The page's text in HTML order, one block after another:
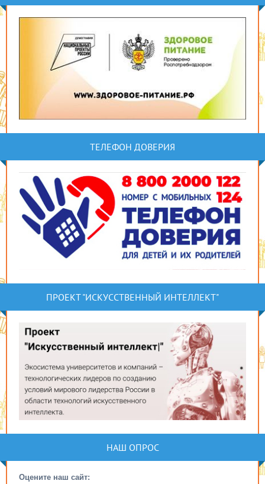
ТЕЛЕФОН ДОВЕРИЯ
ПРОЕКТ "ИСКУССТВЕННЫЙ ИНТЕЛЛЕКТ"
НАШ ОПРОС
Оцените наш сайт: